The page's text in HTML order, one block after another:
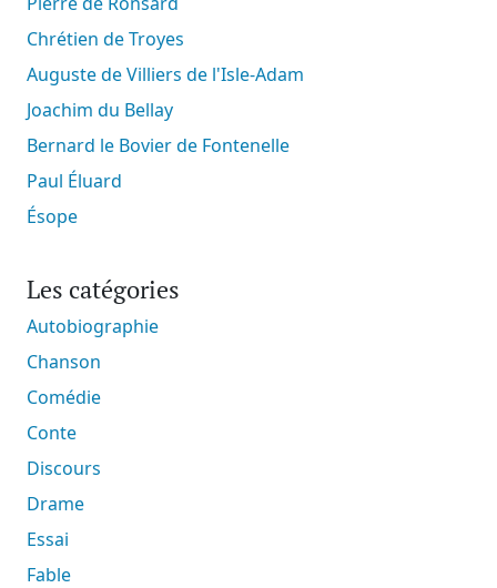
Chrétien de Troyes
Auguste de Villiers de l'Isle-Adam
Joachim du Bellay
Bernard le Bovier de Fontenelle
Paul Éluard
Ésope
Les catégories
Autobiographie
Chanson
Comédie
Conte
Discours
Drame
Essai
Fable